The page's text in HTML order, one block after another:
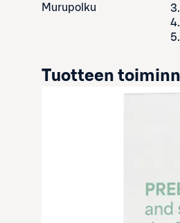
Murupolku
Tuotteen